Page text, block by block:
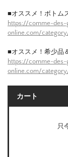
■オススメ！ボトム
https://comme-des-
online.com/
■オススメ！希少品
https://comme-des-
online.com/
カート
只